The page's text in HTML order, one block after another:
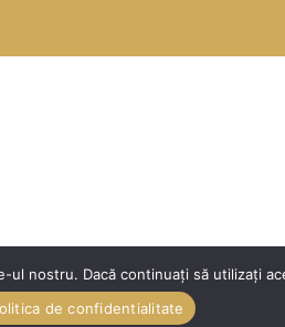
nostru. Dacă continuați să utilizați
de confidentialitate